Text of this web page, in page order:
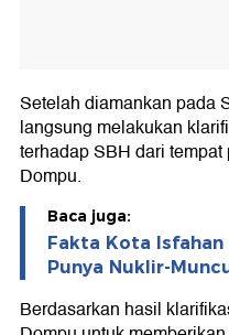
Setelah diamankan pada
langsung melakukan
terhadap SBH dari
Dompu.
Baca juga:
Fakta Kota Isfahan
Punya Nuklir-
Berdasarkan hasil